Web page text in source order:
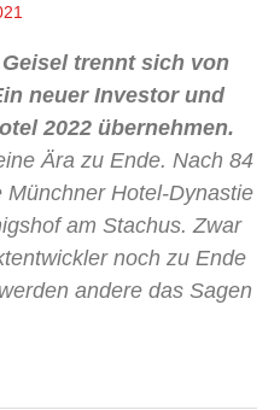
trennt sich von
neuer Investor und
2022 übernehmen.
Ära zu Ende. Nach 84
Hotel-Dynastie
am Stachus. Zwar
noch zu Ende
andere das Sagen